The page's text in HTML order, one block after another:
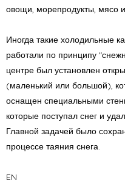
овощи, морепродукты, мясо
Иногда такие холодильные
работали по принципу
центре был установлен
(маленький или большой),
оснащен специальными
которые поступал снег и
Главной задачей было
процессе таяния снега.
EN